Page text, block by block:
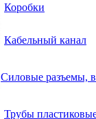
Коробки
Кабельный канал
Силовые разъемы,
Трубы